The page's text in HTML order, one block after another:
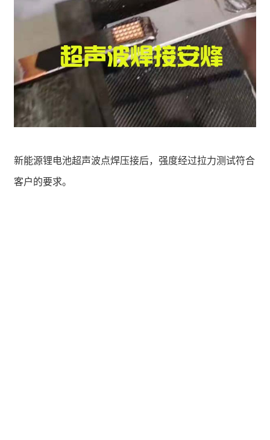
新能源锂电池超声波点焊压接后，强度经过拉力测试符合
客户的要求。